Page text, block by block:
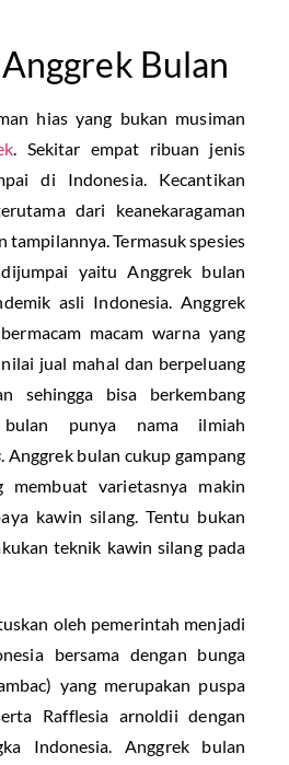
Bulan
hias yang bukan musiman
. Sekitar empat ribuan jenis
di Indonesia. Kecantikan
dari keanekaragaman
tampilannya. Termasuk spesies
yaitu Anggrek bulan
asli Indonesia. Anggrek
macam warna yang
jual mahal dan berpeluang
sehingga bisa berkembang
bulan punya nama ilmiah
. Anggrek bulan cukup gampang
membuat varietasnya makin
kawin silang. Tentu bukan
teknik kawin silang pada
oleh pemerintah menjadi
bersama dengan bunga
yang merupakan puspa
Rafflesia arnoldii dengan
Indonesia. Anggrek bulan